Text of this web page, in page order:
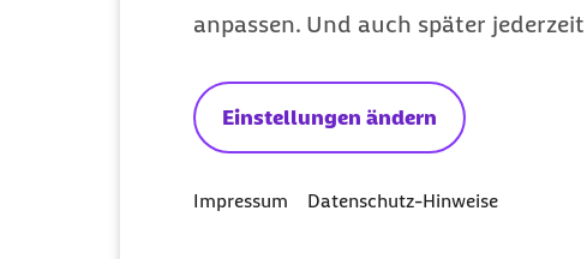
anpassen. Und auch später
Einstellungen ändern
Impressum Datenschutz-Hinweise
Auszubildende
Ausbildung